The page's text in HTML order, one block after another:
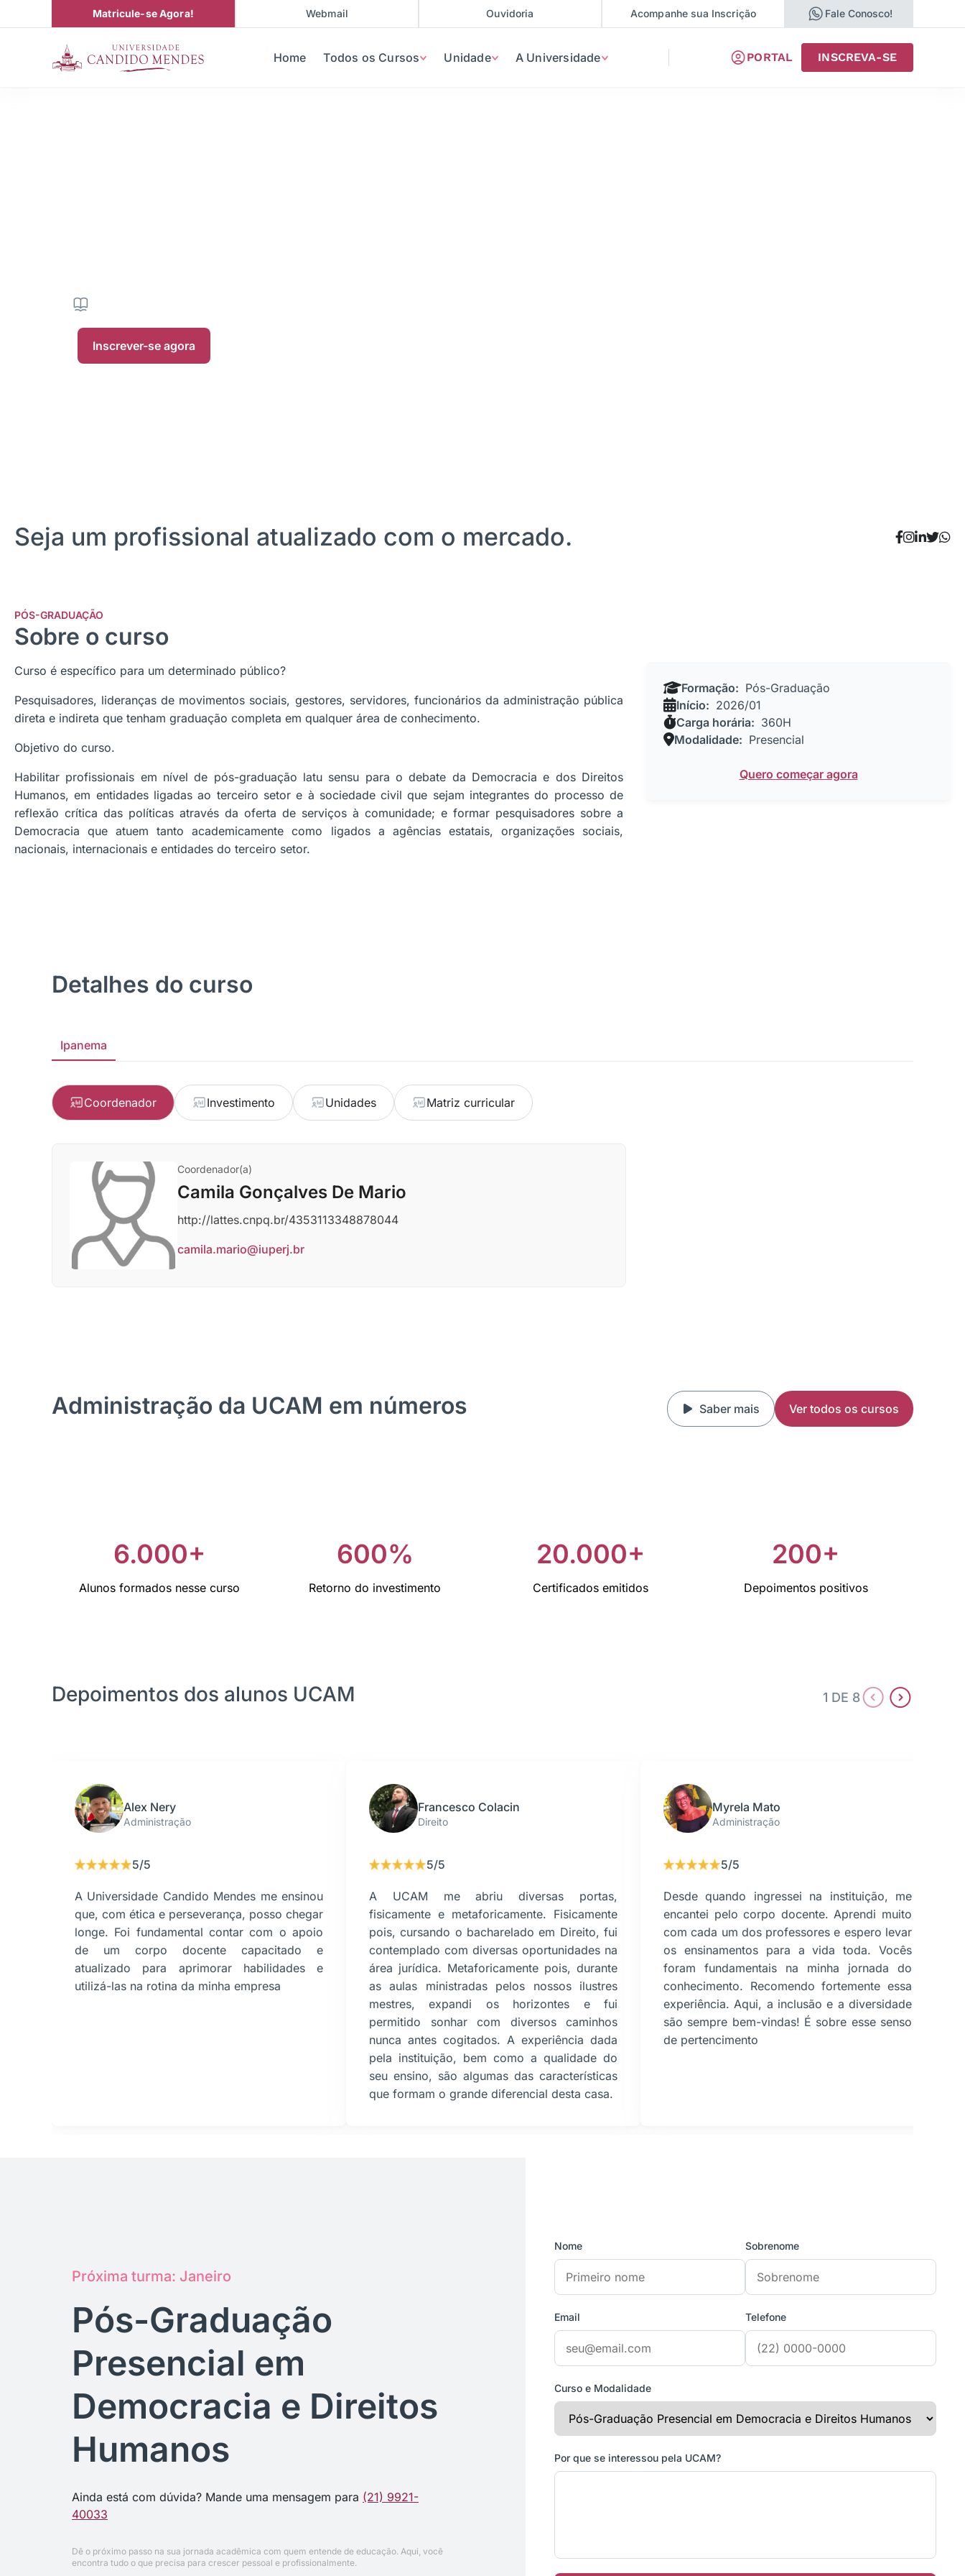
Matricule-se Agora! Webmail Ouvidoria Acompanhe sua Inscrição Fale Conosco!
Home Todos os Cursos Unidade A Universidade PORTAL INSCREVA-SE
Inscrever-se agora
Seja um profissional atualizado com o mercado.
PÓS-GRADUAÇÃO
Sobre o curso
Curso é específico para um determinado público?
Pesquisadores, lideranças de movimentos sociais, gestores, servidores, funcionários da administração pública
direta e indireta que tenham graduação completa em qualquer área de conhecimento.
Objetivo do curso.
Habilitar profissionais em nível de pós-graduação latu sensu para o debate da Democracia e dos Direitos
Humanos, em entidades ligadas ao terceiro setor e à sociedade civil que sejam integrantes do processo de
reflexão crítica das políticas através da oferta de serviços à comunidade; e formar pesquisadores sobre a
Democracia que atuem tanto academicamente como ligados a agências estatais, organizações sociais,
nacionais, internacionais e entidades do terceiro setor.
Formação: Pós-Graduação
Início: 2026/01
Carga horária: 360H
Modalidade: Presencial
Quero começar agora
Detalhes do curso
Ipanema
Coordenador Investimento Unidades Matriz curricular
Coordenador(a)
Camila Gonçalves De Mario
http://lattes.cnpq.br/4353113348878044
camila.mario@iuperj.br
Administração da UCAM em números Saber mais Ver todos os cursos
6.000+
Alunos formados nesse curso
600%
Retorno do investimento
20.000+
Certificados emitidos
200+
Depoimentos positivos
Depoimentos dos alunos UCAM 1 DE 8
Alex Nery
Administração
5/5
A Universidade Candido Mendes me ensinou
que, com ética e perseverança, posso chegar
longe. Foi fundamental contar com o apoio
de um corpo docente capacitado e
atualizado para aprimorar habilidades e
utilizá-las na rotina da minha empresa
Francesco Colacin
Direito
5/5
A UCAM me abriu diversas portas,
fisicamente e metaforicamente. Fisicamente
pois, cursando o bacharelado em Direito, fui
contemplado com diversas oportunidades na
área jurídica. Metaforicamente pois, durante
as aulas ministradas pelos nossos ilustres
mestres, expandi os horizontes e fui
permitido sonhar com diversos caminhos
nunca antes cogitados. A experiência dada
pela instituição, bem como a qualidade do
seu ensino, são algumas das características
que formam o grande diferencial desta casa.
Myrela Mato
Administração
5/5
Desde quando ingressei na instituição, me
encantei pelo corpo docente. Aprendi muito
com cada um dos professores e espero levar
os ensinamentos para a vida toda. Vocês
foram fundamentais na minha jornada do
conhecimento. Recomendo fortemente essa
experiência. Aqui, a inclusão e a diversidade
são sempre bem-vindas! É sobre esse senso
de pertencimento
Próxima turma: Janeiro
Pós-Graduação
Presencial em
Democracia e Direitos
Humanos
Ainda está com dúvida? Mande uma mensagem para (21) 9921-
40033
Dê o próximo passo na sua jornada acadêmica com quem entende de educação. Aqui, você
encontra tudo o que precisa para crescer pessoal e profissionalmente.
Nome Sobrenome
Email Telefone
Curso e Modalidade
Por que se interessou pela UCAM?